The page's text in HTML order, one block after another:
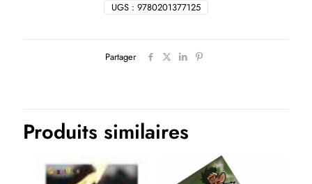
UGS : 9780201377125
Partager
Produits similaires